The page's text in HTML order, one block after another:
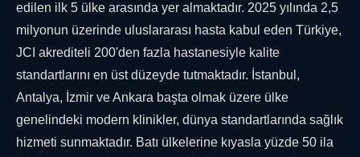
edilen ilk 5 ülke arasında yer almaktadır. 2025 yılında 2,5
milyonun üzerinde uluslararası hasta kabul eden Türkiye,
JCI akrediteli 200'den fazla hastanesiyle kalite
standartlarını en üst düzeyde tutmaktadır. İstanbul,
Antalya, İzmir ve Ankara başta olmak üzere ülke
genelindeki modern klinikler, dünya standartlarında sağlık
hizmeti sunmaktadır. Batı ülkelerine kıyasla yüzde 50 ila